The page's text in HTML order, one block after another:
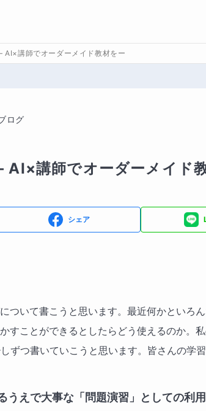
講師でオーダーメイド教材をー
ログ
講師でオーダーメイド
シェア
ついて書こうと思います。最近何かといろ
すことができるとしたらどう使えるのか。
ずつ書いていこうと思います。皆さんの学
うえで大事な「問題演習」としての利